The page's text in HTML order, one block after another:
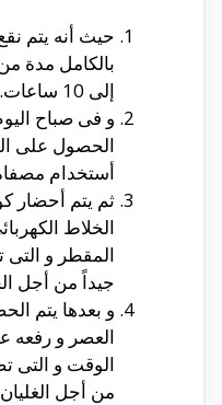
حيث أنه يتم
إلى 10 ساعات.
و فى صباح
الحصول على
أستخدام
ثم يتم أحضار
الخلاط
جيداً من أجل
و بعدها يتم
العصر و رفعه
الوقت و التى
من أجل